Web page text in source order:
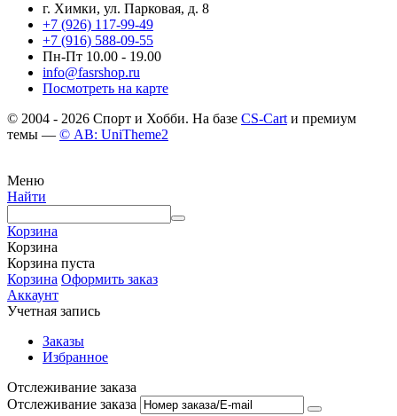
г. Химки, ул. Парковая, д. 8
+7 (926) 117-99-49
+7 (916) 588-09-55
Пн-Пт 10.00 - 19.00
info@fasrshop.ru
Посмотреть на карте
© 2004 - 2026 Спорт и Хобби. На базе CS-Cart и премиум
темы — © AB: UniTheme2
Меню
Найти
Корзина
Корзина
Корзина пуста
Корзина Оформить заказ
Аккаунт
Учетная запись
Заказы
Избранное
Отслеживание заказа
Отслеживание заказа